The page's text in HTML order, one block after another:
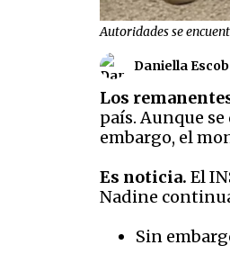
Autoridades se
Daniella
Los
país. Aunque
embargo, el
Es noticia. El
Nadine
Sin